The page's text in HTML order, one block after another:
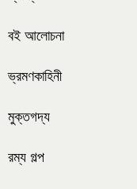
বই আলোচনা
ভ্রমণকাহিনী
মুক্তগদ্য
রম্য গল্প